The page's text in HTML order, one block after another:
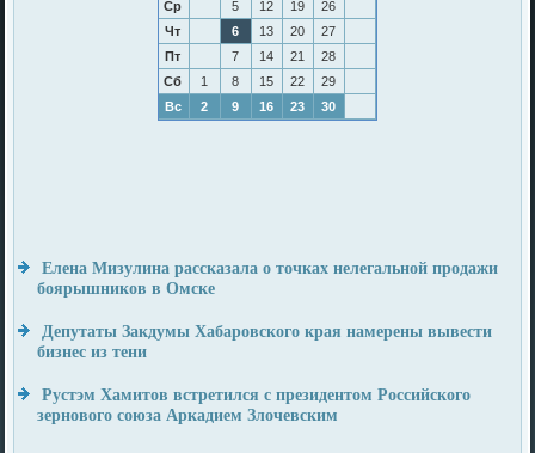
Ср
5 12 19
26
Чт
6 13 20
27
Пт
7 14 21
28
Сб
1 8 15 22
29
Вс
2 9 16 23 30
Елена Мизулина рассказала о точках нелегальной продажи
боярышников в Омске
Депутаты Закдумы Хабаровского края намерены вывести
бизнес из тени
Рустэм Хамитов встретился с президентом Российского
зернового союза Аркадием Злочевским